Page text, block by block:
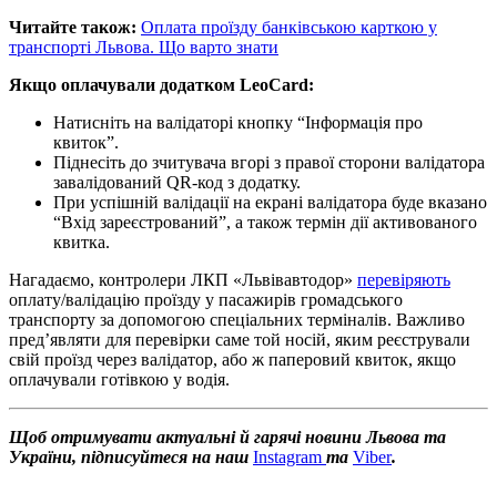
Читайте також: Оплата проїзду банківською карткою у
транспорті Львова. Що варто знати
Якщо оплачували додатком LeoCard:
Натисніть на валідаторі кнопку “Інформація про
квиток”.
Піднесіть до зчитувача вгорі з правої сторони валідатора
завалідований QR-код з додатку.
При успішній валідації на екрані валідатора буде вказано
“Вхід зареєстрований”, а також термін дії активованого
квитка.
Нагадаємо, контролери ЛКП «Львівавтодор» перевіряють
оплату/валідацію проїзду у пасажирів громадського
транспорту за допомогою спеціальних терміналів. Важливо
пред’являти для перевірки саме той носій, яким реєстрували
свій проїзд через валідатор, або ж паперовий квиток, якщо
оплачували готівкою у водія.
Щоб отримувати актуальні й гарячі новини Львова та
України, підписуйтеся на наш Instagram та Viber.